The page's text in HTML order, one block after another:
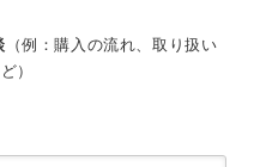
（例：購入の流れ、取り扱い
）